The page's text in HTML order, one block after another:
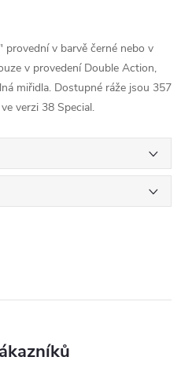
v barvě černé nebo v
v provedení Double Action,
miřidla. Dostupné ráže jsou 357
verzi 38 Special.